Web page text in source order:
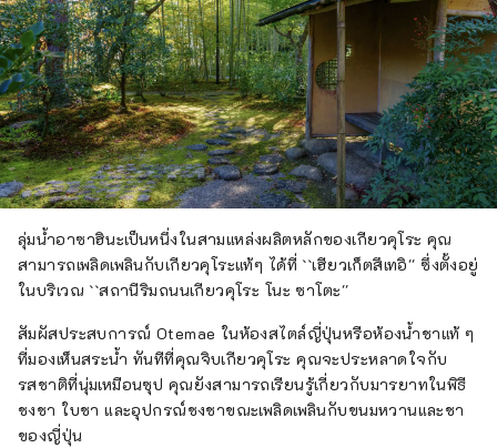
ให้คำแนะนำตามคำขอของคุณ โดยเฉพาะ
"Resort MICE" ที่สามารถมองเห็นวิวภูเขาไฟฟูจิ
ได้จึงแนะนำให้ใช้ในพิธีมอบรางวัล มีสถานที่
เฉพาะที่เกี่ยวข้องกับภูเขาไฟฟูจิหลายแห่ง เช่น
``เรือส่วนตัว'' และ ``สวนพร้อมทิวทัศน์ของ
ภูเขาไฟฟูจิ'' ทัวร์และการทัศนศึกษารวมถึง
``อุตสาหกรรมที่เกี่ยวข้องกับชา'' อันเป็น
เอกลักษณ์ของชิซูโอกะ `` อ่าว Suruga ที่ลึกที่สุด
แนะนำ นอกจากนี้เรายังสนับสนุนคุณด้วยการให้
คำปรึกษาและแนะนำสถานที่ท่องเที่ยวและจัดทำ
แผ่นพับท่องเที่ยว
ลุ่มน้ำอาซาฮินะเป็นหนึ่งในสามแหล่งผลิตหลักของเกียวคุโระ คุณ
สามารถเพลิดเพลินกับเกียวคุโระแท้ๆ ได้ที่ ``เฮียวเก็ตสึเทอิ'' ซึ่งตั้งอยู่
ในบริเวณ ``สถานีริมถนนเกียวคุโระ โนะ ซาโตะ''
สัมผัสประสบการณ์ Otemae ในห้องสไตล์ญี่ปุ่นหรือห้องน้ำชาแท้ ๆ
ที่มองเห็นสระน้ำ ทันทีที่คุณจิบเกียวคุโระ คุณจะประหลาดใจกับ
รสชาติที่นุ่มเหมือนซุป คุณยังสามารถเรียนรู้เกี่ยวกับมารยาทในพิธี
ชงชา ใบชา และอุปกรณ์ชงชาขณะเพลิดเพลินกับขนมหวานและชา
ของญี่ปุ่น